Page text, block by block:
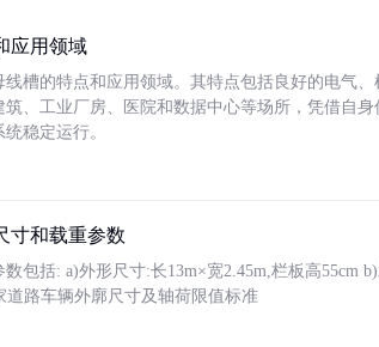
应用领域
槽的特点和应用领域。其特点包括良好的电气
筑、工业厂房、医院和数据中心等场所，凭借自
稳定运行。
寸和载重参数
包括: a)外形尺寸:长13m×宽2.45m,栏板高55cm
道路车辆外廓尺寸及轴荷限值标准